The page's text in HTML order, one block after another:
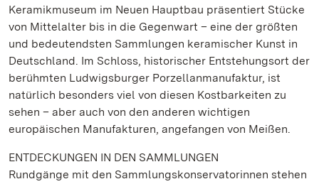
Keramikmuseum im Neuen Hauptbau präsentiert Stücke
von Mittelalter bis in die Gegenwart – eine der größten
und bedeutendsten Sammlungen keramischer Kunst in
Deutschland. Im Schloss, historischer Entstehungsort der
berühmten Ludwigsburger Porzellanmanufaktur, ist
natürlich besonders viel von diesen Kostbarkeiten zu
sehen – aber auch von den anderen wichtigen
europäischen Manufakturen, angefangen von Meißen.
ENTDECKUNGEN IN DEN SAMMLUNGEN
Rundgänge mit den Sammlungskonservatorinnen stehen